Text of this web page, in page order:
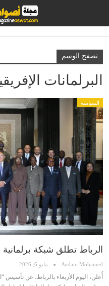
تصفح الوسم
البرلمانات
السياسة
الرباط تطلق شبكة برلمانية
Aydani Mohamed مايو 6, 2026
أُعلن، اليوم الأربعاء بالرباط، عن تأسيس